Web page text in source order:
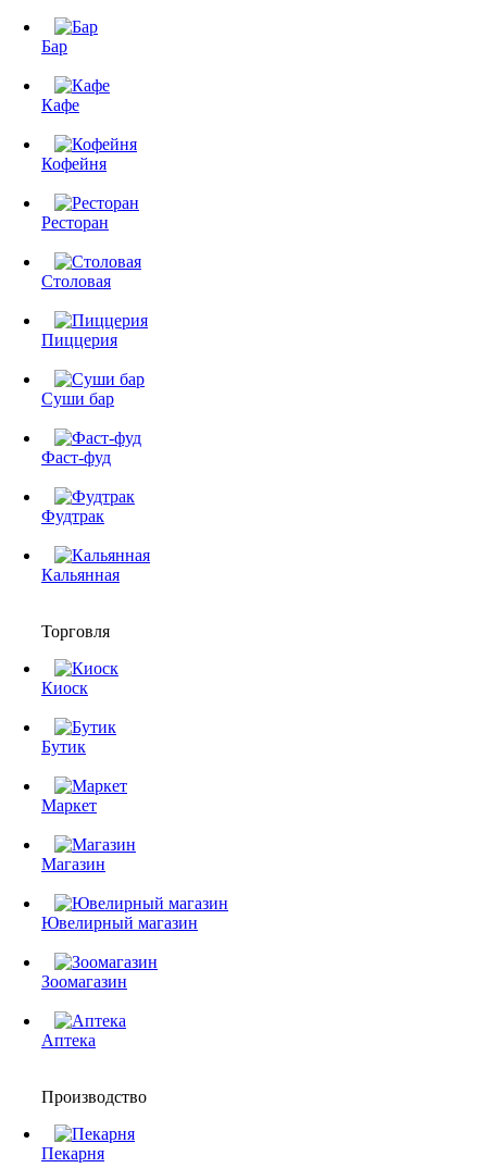
Бар
Кафе
Кофейня
Ресторан
Столовая
Пиццерия
Суши бар
Фаст-фуд
Фудтрак
Кальянная
Торговля
Киоск
Бутик
Маркет
Магазин
Ювелирный магазин
Зоомагазин
Аптека
Производство
Пекарня